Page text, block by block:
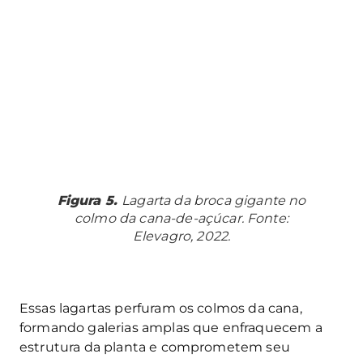
Figura 5. Lagarta da broca gigante no
colmo da cana-de-açúcar. Fonte:
Elevagro, 2022.
Essas lagartas perfuram os colmos da cana,
formando galerias amplas que enfraquecem a
estrutura da planta e comprometem seu